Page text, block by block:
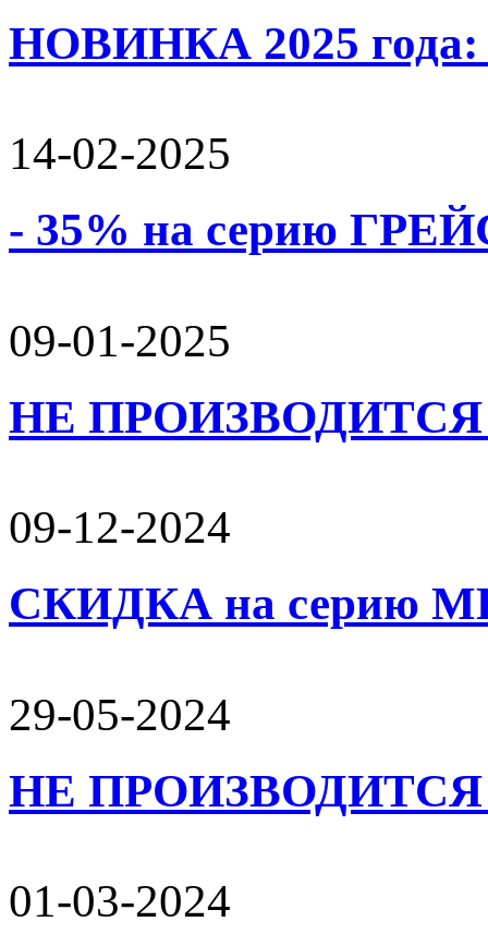
НОВИНКА 2025
14-02-2025
- 35% на серию
09-01-2025
НЕ
09-12-2024
СКИДКА на серию
29-05-2024
НЕ
01-03-2024